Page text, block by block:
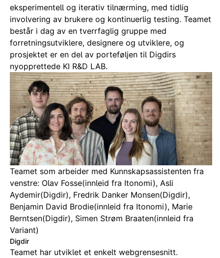
eksperimentell og iterativ tilnærming, med tidlig
involvering av brukere og kontinuerlig testing. Teamet
består i dag av en tverrfaglig gruppe med
forretningsutviklere, designere og utviklere, og
prosjektet er en del av porteføljen til Digdirs
nyopprettede KI R&D LAB.
Teamet som arbeider med Kunnskapsassistenten fra
venstre: Olav Fosse(innleid fra Itonomi), Asli
Aydemir(Digdir), Fredrik Danker Monsen(Digdir),
Benjamin David Brodie(innleid fra Itonomi), Marie
Berntsen(Digdir), Simen Strøm Braaten(innleid fra
Variant)
Digdir
Teamet har utviklet et enkelt webgrensesnitt.